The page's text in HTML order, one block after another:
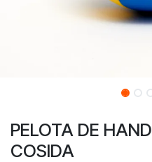
PELOTA DE
COSIDA